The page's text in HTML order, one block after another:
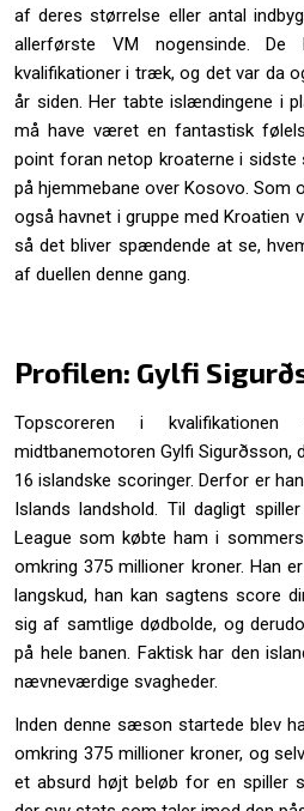
af deres størrelse eller antal
allerførste VM nogensinde.
kvalifikationer i træk, og det var da
år siden. Her tabte islændingene i
må have været en fantastisk
point foran netop kroaterne i sidste
på hjemmebane over Kosovo. Som
også havnet i gruppe med Kroatien
så det bliver spændende at se,
af duellen denne gang.
Profilen: Gylfi
Topscoreren i
midtbanemotoren Gylfi Sigurðsson,
16 islandske scoringer. Derfor er
Islands landshold. Til dagligt
League som købte ham i
omkring 375 millioner kroner. Han
langskud, han kan sagtens score
sig af samtlige dødbolde, og
på hele banen. Faktisk har den
nævneværdige svagheder.
Inden denne sæson startede blev
omkring 375 millioner kroner, og
et absurd højt beløb for en spiller